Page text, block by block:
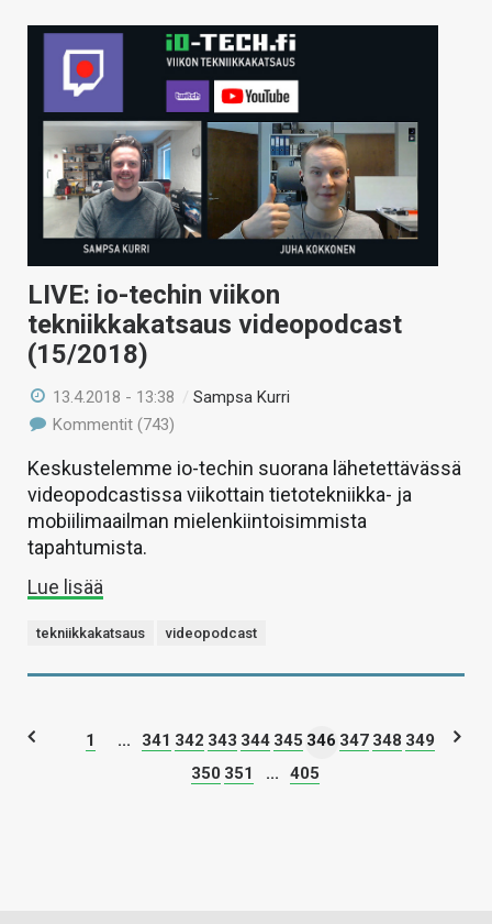
LIVE: io-techin viikon
tekniikkakatsaus videopodcast
(15/2018)
13.4.2018 - 13:38 /Sampsa Kurri
Kommentit (743)
Keskustelemme io-techin suorana lähetettävässä
videopodcastissa viikottain tietotekniikka- ja
mobiilimaailman mielenkiintoisimmista
tapahtumista.
Lue lisää
tekniikkakatsaus videopodcast
1 ... 341 342 343 344 345 346 347 348 349
350 351 ... 405